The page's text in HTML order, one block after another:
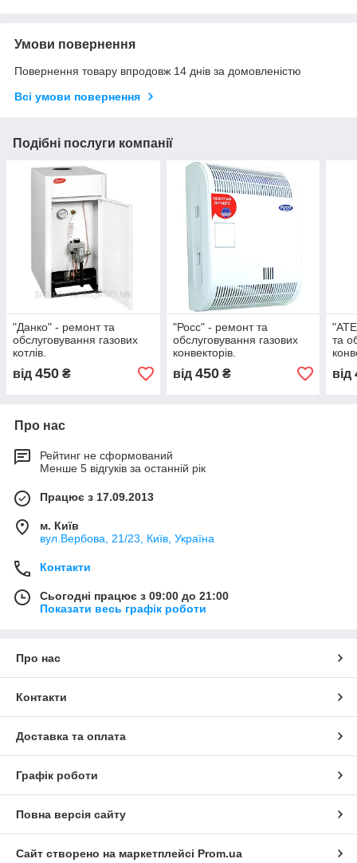
Умови повернення
Повернення товару впродовж 14 днів за домовленістю
Всі умови повернення
Подібні послуги компанії
"Данко" - ремонт та
обслуговування газових
котлів.
від 450 ₴
"Росс" - ремонт та
обслуговування газових
конвекторів.
від 450₴
та
від
Про нас
Рейтинг не сформований
Менше 5 відгуків за останній рік
Працює з 17.09.2013
м. Київ
вул.Вербова, 21/23, Київ, Україна
Контакти
Сьогодні працює з 09:00 до 21:00
Показати весь графік роботи
Про нас
Контакти
Доставка та оплата
Графік роботи
Повна версія сайту
Сайт створено на маркетплейсі Prom.ua